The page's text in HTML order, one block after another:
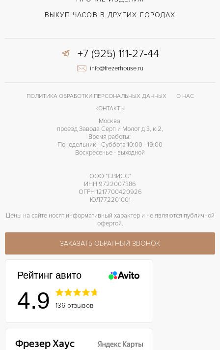
Застежка с помощью шипа
ВЫКУП ЧАСОВ В ДРУГИХ ГОРОДАХ
+7 (925) 111-27-44
info@frezerhouse.ru
ПОЛИТИКА ОБРАБОТКИ ПЕРСОНАЛЬНЫХ ДАННЫХ
О НАС
КОНТАКТЫ
Москва,
проезд Завода Серп и Молот д 3, к 2,
Время работы:
Понедельник - Суббота 10:00 - 19:00
Воскресенье - выходной
ООО "СВИСС"
ИНН 9722007386
ОГРН 1217700420926
ЮЛ772201001
Цены на сайте носят информативный характер и не являются публичной
офертой.
ЗАКАЗАТЬ ОБРАТНЫЙ ЗВОНОК
Рейтинг авито
4.9 136 отзывов